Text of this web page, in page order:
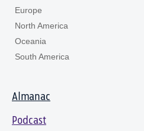
Europe
North America
Oceania
South America
Almanac
Podcast